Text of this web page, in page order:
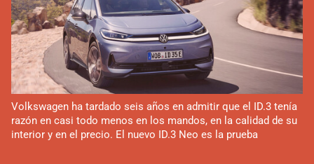
Volkswagen ha tardado seis años en admitir que el ID.3 tenía
razón en casi todo menos en los mandos, en la calidad de su
interior y en el precio. El nuevo ID.3 Neo es la prueba